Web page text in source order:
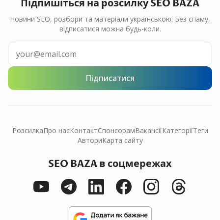
Підпишіться на розсилку SEO BAZA
Новини SEO, розбори та матеріали українською. Без спаму,
відписатися можна будь-коли.
Підписатися
РозсилкаПро насКонтактСпонсорамВакансіїКатегоріїТеги
АвториКарта сайту
SEO BAZA в соцмережах